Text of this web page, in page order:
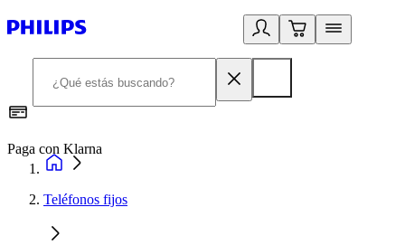
Paga con Klarna
Teléfonos fijos